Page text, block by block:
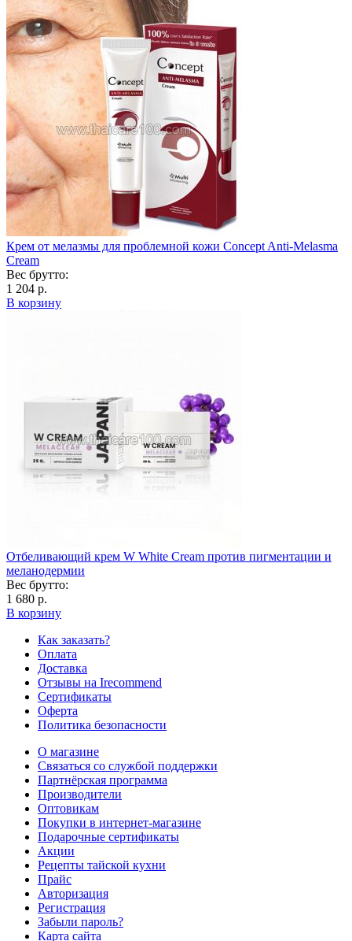
Крем от мелазмы для проблемной кожи Concept Anti-Melasma
Cream
Вес брутто:
1 204 р.
В корзину
Отбеливающий крем W White Cream против пигментации и
меланодермии
Вес брутто:
1 680 р.
В корзину
Как заказать?
Оплата
Доставка
Отзывы на Irecommend
Сертификаты
Оферта
Политика безопасности
О магазине
Связаться со службой поддержки
Партнёрская программа
Производители
Оптовикам
Покупки в интернет-магазине
Подарочные сертификаты
Акции
Рецепты тайской кухни
Прайс
Авторизация
Регистрация
Забыли пароль?
Карта сайта